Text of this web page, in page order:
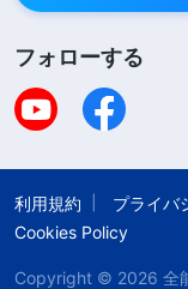
収めてあの４人
わなければなら
私の必死の努力
ら守ることはで
収賄と汚職の容
けました。私が
水泡に帰してし
フォローする
利用規約 プライバ
Cookies Policy
Copyright © 2026 全